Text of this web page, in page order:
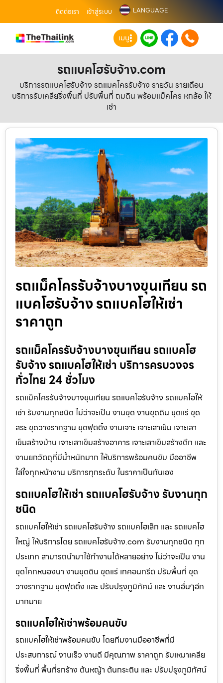
ติดต่อเรา เข้าสู่ระบบ LANGUAGE
เมนู
รถแบคโฮรับจ้าง.com
บริการรถแบคโฮรับจ้าง รถแมคโครรับจ้าง รายวัน รายเดือน
บริการรับเคลียริ่งพื้นที่ ปรับพื้นที่ ถมดิน พร้อมแม็คโคร หกล้อ ให้
เช่า
รถแม็คโครรับจ้างบางขุนเทียน รถ
แบคโฮรับจ้าง รถแบคโฮให้เช่า
ราคาถูก
รถแม็คโครรับจ้างบางขุนเทียน รถแบคโฮ
รับจ้าง รถแบคโฮให้เช่า บริการครบวงจร
ทั่วไทย 24 ชั่วโมง
รถแม็คโครรับจ้างบางขุนเทียน รถแบคโฮรับจ้าง รถแบคโฮให้
เช่า รับงานทุกชนิด ไม่ว่าจะเป็น งานขุด งานขุดดิน ขุดแร่ ขุด
สระ ขุดวางรากฐาน ขุดฟุตติ้ง งานเจาะ เจาะเสาเข็ม เจาะเสา
เข็มสร้างบ้าน เจาะเสาเข็มสร้างอาคาร เจาะเสาเข็มสร้างตึก และ
งานยกวัตถุที่มีน้ำหนักมาก ให้บริการพร้อมคนขับ มืออาชีพ
ใส่ใจทุกหน้างาน บริการทุกระดับ ในราคาเป็นกันเอง
รถแบคโฮให้เช่า รถแบคโฮรับจ้าง รับงานทุก
ชนิด
รถแบคโฮให้เช่า รถแบคโฮรับจ้าง รถแบคโฮเล็ก และ รถแบคโฮ
ใหญ่ ให้บริการโดย รถแบคโฮรับจ้าง.com รับงานทุกชนิด ทุก
ประเภท สามารถนำมาใช้ทำงานได้หลายอย่าง ไม่ว่าจะเป็น งาน
ขุดโคกหนองนา งานขุดดิน ขุดแร่ เทคอนกรีต ปรับพื้นที่ ขุด
วางรากฐาน ขุดฟุตติ้ง และ ปรับปรุงภูมิทัศน์ และ งานอื่นๆอีก
มากมาย
รถแบคโฮให้เช่าพร้อมคนขับ
รถแบคโฮให้เช่าพร้อมคนขับ โดยทีมงานมืออาชีพที่มี
ประสบการณ์ งานเร็ว งานดี มีคุณภาพ ราคาถูก รับเหมาเคลีย
ริ่งพื้นที่ พื้นที่รกร้าง ต้นหญ้า ต้นกระถิน และ ปรับปรุงภูมิทัศน์